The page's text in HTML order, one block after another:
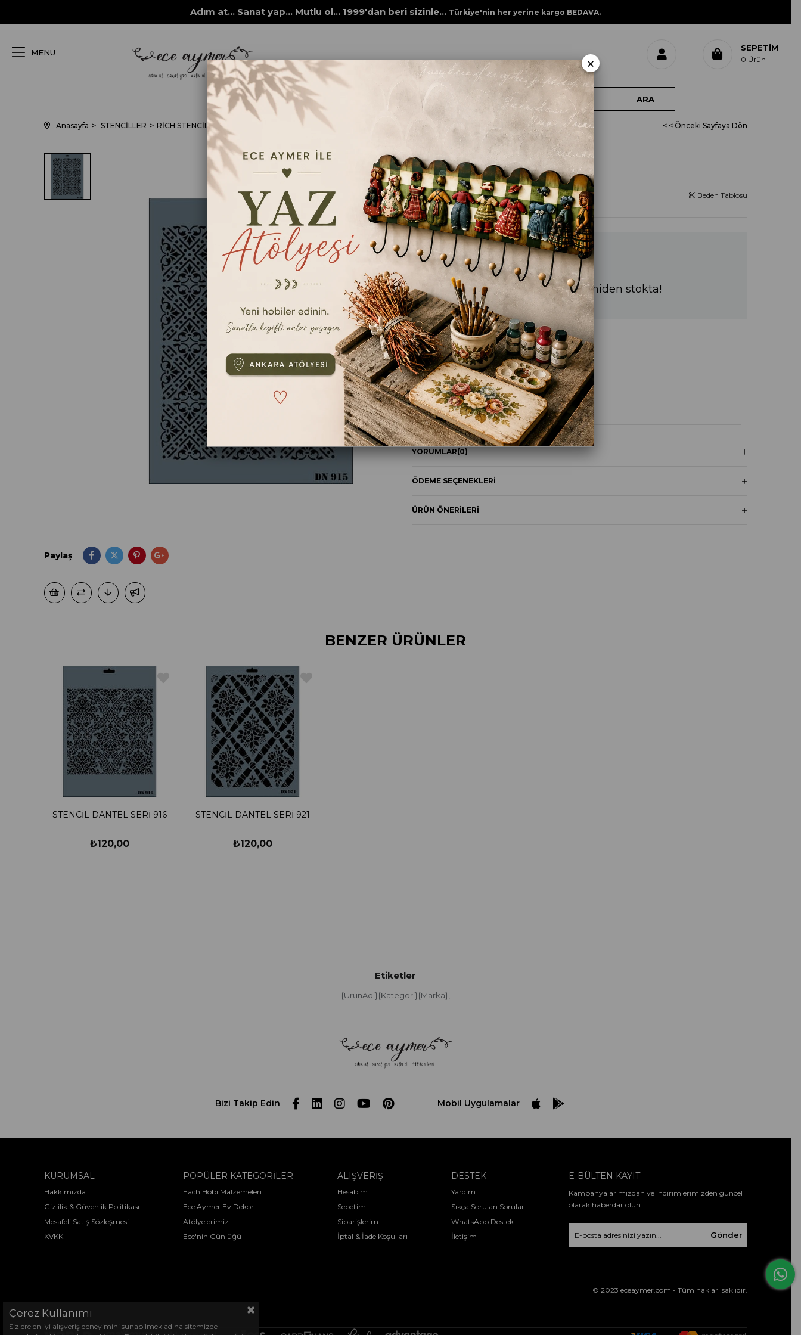
Adım at... Sanat yap... Mutlu ol... 1999'dan beri sizinle... Türkiye'nin her yerine kargo BEDAVA.
MENU SEPETIM
0 Ürün
Anasayfa STENCİLLER RİCH STENCİL ŞABLONLARI Rich Dantel Seri STENCİL NEW SERİ XL 915 < < Önceki Sayfaya Dön
Paylaş
STENCİL NEW SERİ XL 915
₺86,00 Beden Tablosu
En kısa sürede yeniden stokta!
TAVSIYE ET YORUM YAZ
ÜRÜN ÖZELLIKLERI
YORUMLAR(0)
ÖDEME SEÇENEKLERI
ÜRÜN ÖNERILERI
BENZER ÜRÜNLER
STENCİL DANTEL SERİ 916
₺120,00
STENCİL DANTEL SERİ 921
₺120,00
Etiketler
{UrunAdi}{Kategori}{Marka},
Bizi Takip Edin Mobil Uygulamalar
KURUMSAL
Hakkımızda
Gizlilik & Güvenlik Politikası
Mesafeli Satış Sözleşmesi
KVKK
POPÜLER KATEGORİLER
Each Hobi Malzemeleri
Ece Aymer Ev Dekor
Atölyelerimiz
Ece'nin Günlüğü
ALIŞVERİŞ
Hesabım
Sepetim
Siparişlerim
İptal & İade Koşulları
DESTEK
Yardım
Sıkça Sorulan Sorular
WhatsApp Destek
İletişim
E-BÜLTEN KAYIT
Kampanyalarımızdan ve indirimlerimizden güncel
olarak haberdar olun.
Gönder
© 2023 eceaymer.com - Tüm hakları saklıdır.
Çerez Kullanımı
Sizlere en iyi alışveriş deneyimini sunabilmek adına sitemizde
×